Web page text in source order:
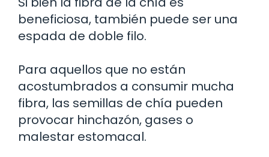
beneficiosa, también puede ser una
espada de doble filo.
Para aquellos que no están
acostumbrados a consumir mucha
fibra, las semillas de chía pueden
provocar hinchazón, gases o
malestar estomacal.